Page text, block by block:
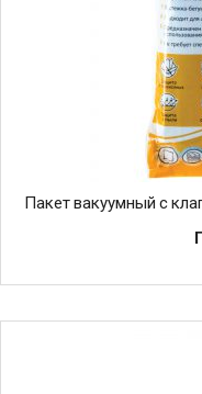
Пакет вакуумный с